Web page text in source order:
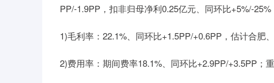
PP/-1.9PP，扣非归母净利0.25亿元、同环比+5%/-25%
1)毛利率：22.1%、同环比+1.5PP/+0.6PP，估计合肥
2)费用率：期间费率18.1%、同环比+2.9PP/+3.5PP；